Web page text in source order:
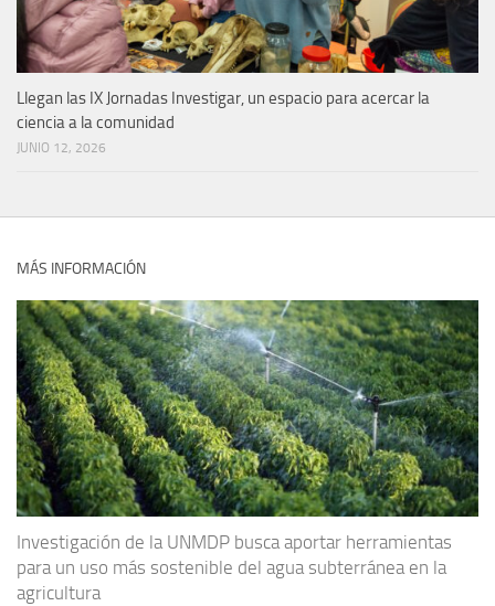
Llegan las IX Jornadas Investigar, un espacio para acercar la
ciencia a la comunidad
JUNIO 12, 2026
MÁS INFORMACIÓN
Investigación de la UNMDP busca aportar herramientas
para un uso más sostenible del agua subterránea en la
agricultura